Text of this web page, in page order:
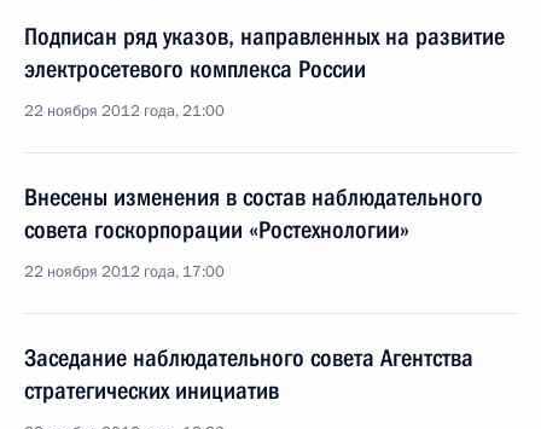
Подписан ряд указов, направленных на развитие
электросетевого комплекса России
22 ноября 2012 года, 21:00
Внесены изменения в состав наблюдательного
совета госкорпорации «Ростехнологии»
22 ноября 2012 года, 17:00
Заседание наблюдательного совета Агентства
стратегических инициатив